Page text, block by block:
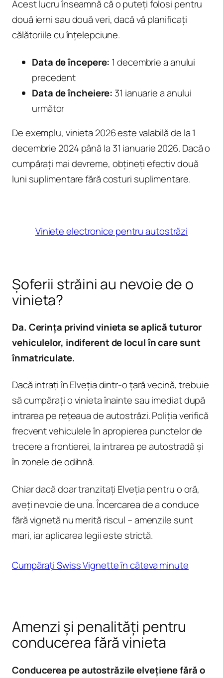
Acest lucru înseamnă că o puteți folosi pentru
două ierni sau două veri, dacă vă planificați
călătoriile cu înțelepciune.
Data de începere: 1 decembrie a anului
precedent
Data de încheiere: 31 ianuarie a anului
următor
De exemplu, vinieta 2026 este valabilă de la 1
decembrie 2024 până la 31 ianuarie 2026. Dacă o
cumpărați mai devreme, obțineți efectiv două
luni suplimentare fără costuri suplimentare.
Viniete electronice pentru autostrăzi
Șoferii străini au nevoie de o
vinieta?
Da. Cerința privind vinieta se aplică tuturor
vehiculelor, indiferent de locul în care sunt
înmatriculate.
Dacă intrați în Elveția dintr-o țară vecină, trebuie
să cumpărați o vinieta înainte sau imediat după
intrarea pe rețeaua de autostrăzi. Poliția verifică
frecvent vehiculele în apropierea punctelor de
trecere a frontierei, la intrarea pe autostradă și
în zonele de odihnă.
Chiar dacă doar tranzitați Elveția pentru o oră,
aveți nevoie de una. Încercarea de a conduce
fără vignetă nu merită riscul – amenzile sunt
mari, iar aplicarea legii este strictă.
Cumpărați Swiss Vignette în câteva minute
Amenzi și penalități pentru
conducerea fără vinieta
Conducerea pe autostrăzile elvețiene fără o